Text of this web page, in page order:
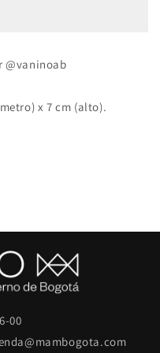
@vaninoab
x 7 cm (alto).
00